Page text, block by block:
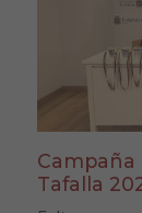
Campaña
Tafalla